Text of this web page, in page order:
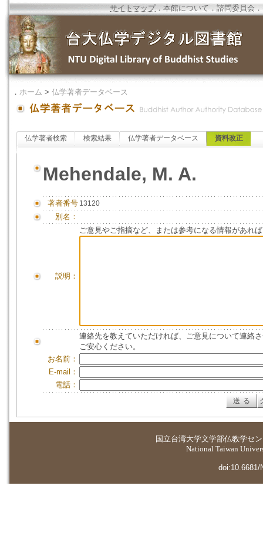
サイトマップ．本館について ．諮問委員会 ．
． ホーム > 仏学著者データベース
仏学著者検索 検索結果 仏学著者データベース 資料改正
Mehendale, M. A.
著者番号 13120
別名：
説明：
ご意見やご指摘など、または参考になる情報があれ
連絡先を教えていただければ、ご意見について連絡
ご安心ください。
お名前：
E-mail：
電話：
国立台湾大学文学部仏教学セ
National Taiwan
doi:10.6681/